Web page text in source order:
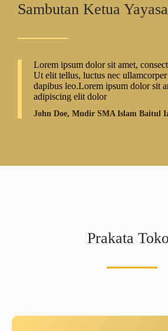
Sambutan Ketua
Lorem ipsum dolor sit amet,
Ut elit tellus, luctus nec
dapibus leo.Lorem ipsum dolor sit
adipiscing elit dolor
John Doe, Mudir SMA Islam Baitul
Prakata